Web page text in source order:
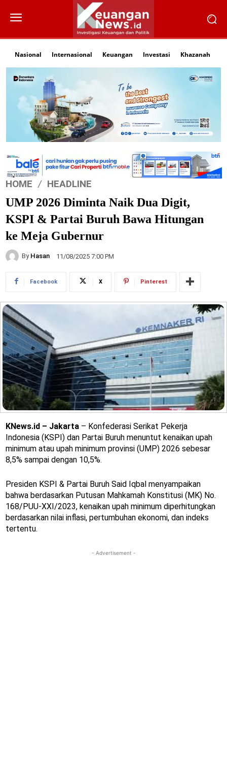
Nasional Internasional Keuangan Investasi Khazanah
HOME HEADLINE
UMP 2026 Diminta Naik Dua Digit,
KSPI & Partai Buruh Bawa Hitungan
ke Meja Gubernur
By Hasan 11/08/2025 7:00 PM
Facebook X Pinterest
KNews.id – Jakarta – Konfederasi Serikat Pekerja
Indonesia (KSPI) dan Partai Buruh menuntut kenaikan upah
minimum atau upah minimum provinsi (UMP) 2026 sebesar
8,5% sampai dengan 10,5%.
Presiden KSPI & Partai Buruh Said Iqbal menyampaikan
bahwa berdasarkan Putusan Mahkamah Konstitusi (MK) No.
168/PUU-XXI/2023, kenaikan upah minimum diperhitungkan
berdasarkan nilai inflasi, pertumbuhan ekonomi, dan indeks
tertentu.
- Advertisement -